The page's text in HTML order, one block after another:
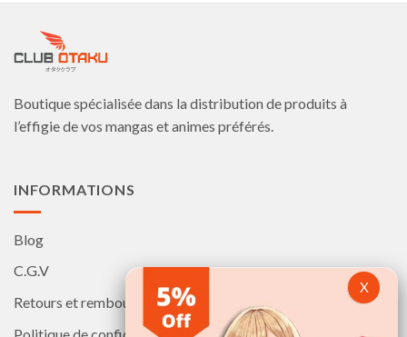
Les
être
sur
la
Les
sur
Boutique spécialisée dans la distribution de produits à
l’effigie de vos mangas et animes préférés.
INFORMATIONS
Blog
C.G.V
Retours et remboursements
Politique de confidentialité